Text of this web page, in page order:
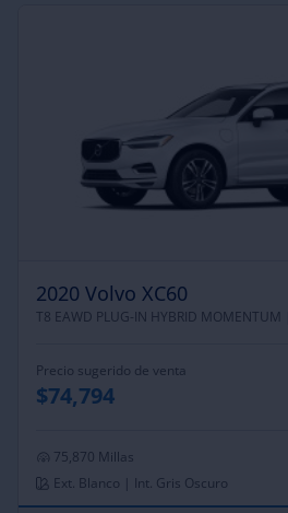
2020 Volvo XC60
T8 EAWD PLUG-IN HYBRID MOMENTUM |
Precio sugerido de venta
$74,794
75,870 Millas
Ext. Blanco | Int. Gris Oscuro